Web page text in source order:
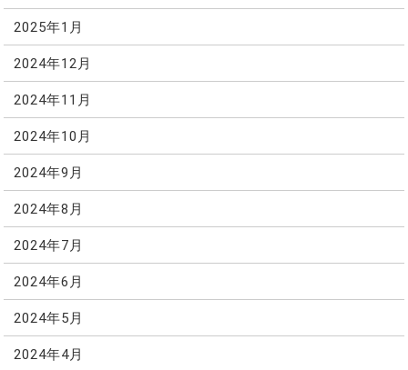
2025年1月
2024年12月
2024年11月
2024年10月
2024年9月
2024年8月
2024年7月
2024年6月
2024年5月
2024年4月